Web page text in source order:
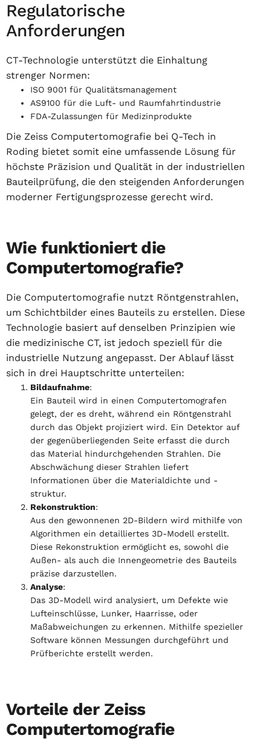
Regulatorische
Anforderungen
CT-Technologie unterstützt die Einhaltung
strenger Normen:
ISO 9001 für Qualitätsmanagement
AS9100 für die Luft- und Raumfahrtindustrie
FDA-Zulassungen für Medizinprodukte
Die Zeiss Computertomografie bei Q-Tech in
Roding bietet somit eine umfassende Lösung für
höchste Präzision und Qualität in der industriellen
Bauteilprüfung, die den steigenden Anforderungen
moderner Fertigungsprozesse gerecht wird.
Wie funktioniert die
Computertomografie?
Die Computertomografie nutzt Röntgenstrahlen,
um Schichtbilder eines Bauteils zu erstellen. Diese
Technologie basiert auf denselben Prinzipien wie
die medizinische CT, ist jedoch speziell für die
industrielle Nutzung angepasst. Der Ablauf lässt
sich in drei Hauptschritte unterteilen:
Bildaufnahme:
Ein Bauteil wird in einen Computertomografen
gelegt, der es dreht, während ein Röntgenstrahl
durch das Objekt projiziert wird. Ein Detektor auf
der gegenüberliegenden Seite erfasst die durch
das Material hindurchgehenden Strahlen. Die
Abschwächung dieser Strahlen liefert
Informationen über die Materialdichte und -
struktur.
Rekonstruktion:
Aus den gewonnenen 2D-Bildern wird mithilfe von
Algorithmen ein detailliertes 3D-Modell erstellt.
Diese Rekonstruktion ermöglicht es, sowohl die
Außen- als auch die Innengeometrie des Bauteils
präzise darzustellen.
Analyse:
Das 3D-Modell wird analysiert, um Defekte wie
Lufteinschlüsse, Lunker, Haarrisse, oder
Maßabweichungen zu erkennen. Mithilfe spezieller
Software können Messungen durchgeführt und
Prüfberichte erstellt werden.
Vorteile der Zeiss
Computertomografie